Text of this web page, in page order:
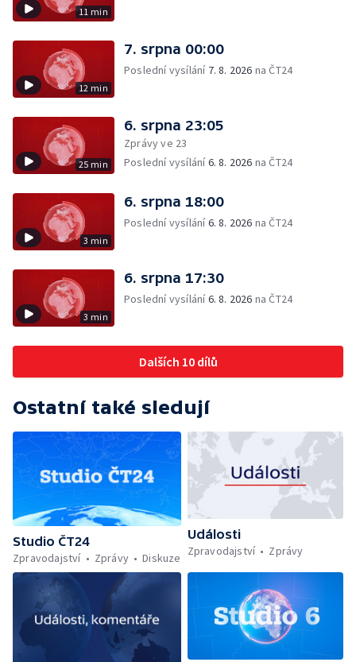
11 min
12 min
7. srpna 00:00
Poslední vysílání 7. 8. 2026 na ČT24
25 min
6. srpna 23:05
Zprávy ve 23
Poslední vysílání6. 8. 2026 na ČT24
3 min
6. srpna 18:00
Poslední vysílání6. 8. 2026 na ČT24
3 min
6. srpna 17:30
Poslední vysílání6. 8. 2026 na ČT24
Dalších 10 dílů
Ostatní také sledují
Studio ČT24
Zpravodajství
Zprávy Diskuze
Události
Zpravodajství
Zprávy